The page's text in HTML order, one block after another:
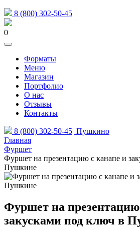
8 (800) 302-50-45
0
Форматы
Меню
Магазин
Портфолио
О нас
Отзывы
Контакты
8 (800) 302-50-45 Пушкино
Главная
Фуршет
Фуршет на презентацию с канапе и
Пушкине
Фуршет на
закусками под ключ в